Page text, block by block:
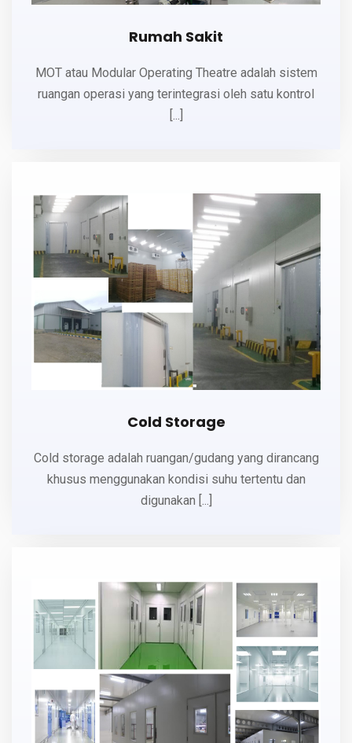
Rumah Sakit
MOT atau Modular Operating Theatre adalah sistem
ruangan operasi yang terintegrasi oleh satu kontrol
[...]
Cold Storage
Cold storage adalah ruangan/gudang yang dirancang
khusus menggunakan kondisi suhu tertentu dan
digunakan [...]